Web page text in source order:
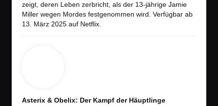
zeigt, deren Leben zerbricht, als der 13-jährige Jamie
Miller wegen Mordes festgenommen wird. Verfügbar ab
13. März 2025 auf Netflix.
Asterix & Obelix: Der Kampf der Häuptlinge